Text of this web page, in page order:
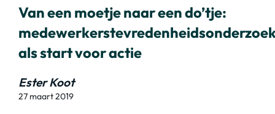
Van een moetje naar een do’tje:
als start voor actie
Ester Koot
27 maart 2019